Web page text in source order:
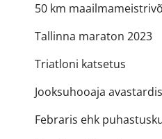
50 km
Tallinna maraton 2023
Triatloni katsetus
Jooksuhooaja
Febraris ehk